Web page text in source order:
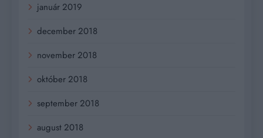
január 2019
december 2018
november 2018
október 2018
september 2018
august 2018